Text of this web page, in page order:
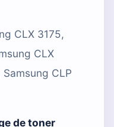
CLX 3175,
CLX
CLP
de toner